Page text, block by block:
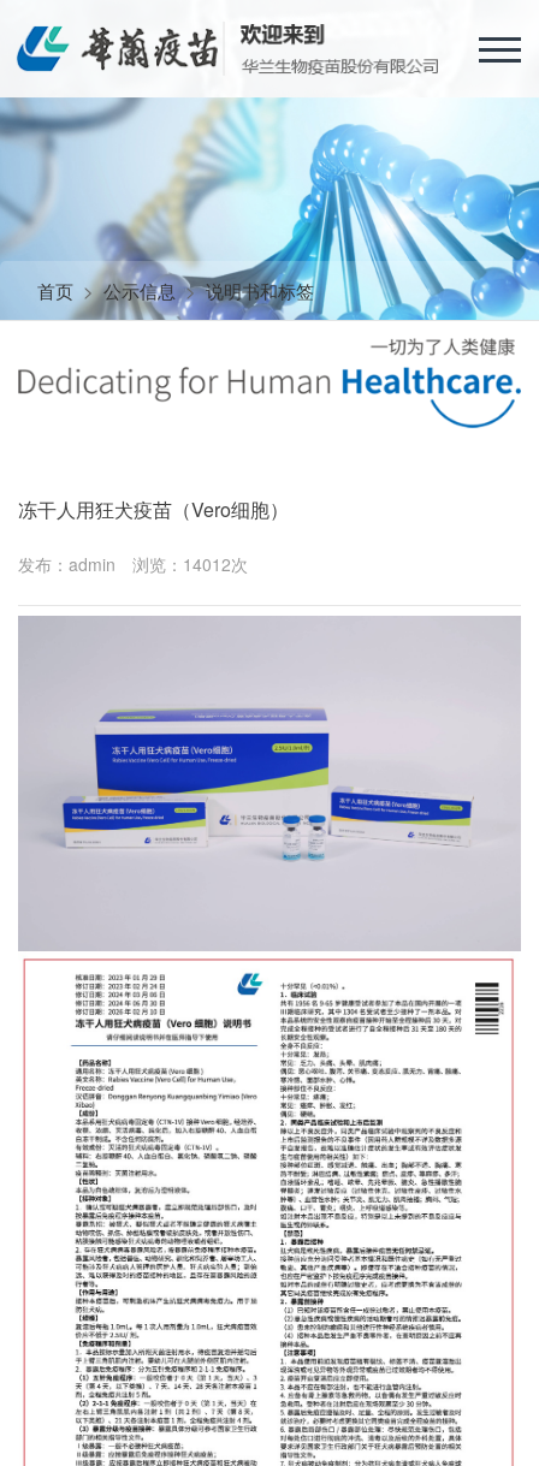
首页 > 公示信息 > 说明书和标签
冻干人用狂犬疫苗（Vero细胞）
发布：admin 浏览：14012次